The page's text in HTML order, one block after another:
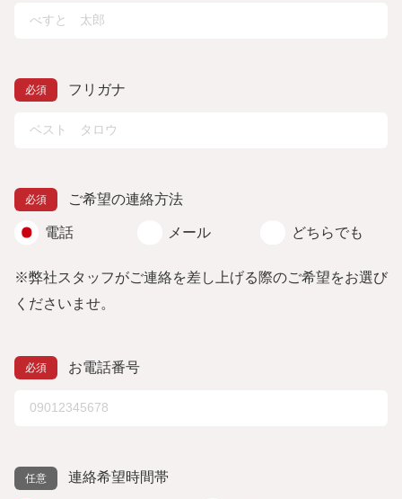
フリガナ
ご希望の連絡方法
電話 メール どちらでも
※弊社スタッフがご連絡を差し上げる際のご希望をお選び
くださいませ。
お電話番号
連絡希望時間帯